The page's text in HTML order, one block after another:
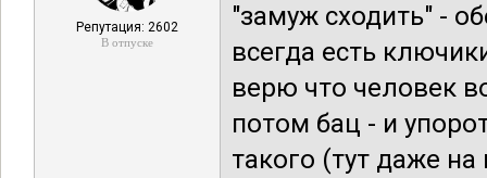
Репутация: 2602
В отпуске
"замуж сходить" -
всегда есть
верю что человек
потом бац - и
такого (тут даже